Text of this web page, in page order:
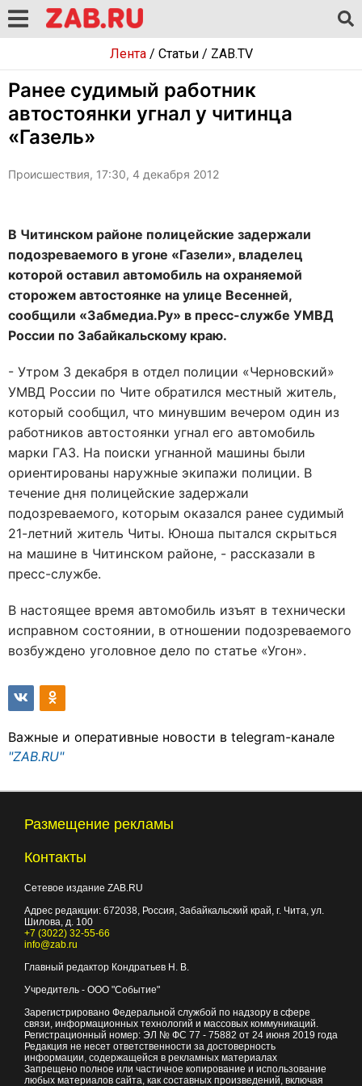
Лента/ Статьи/ ZAB.TV
Ранее судимый работник
автостоянки угнал у читинца
«Газель»
Происшествия, 17:30, 4 декабря 2012
В Читинском районе полицейские задержали
подозреваемого в угоне «Газели», владелец
которой оставил автомобиль на охраняемой
сторожем автостоянке на улице Весенней,
сообщили «Забмедиа.Ру» в пресс-службе УМВД
России по Забайкальскому краю.
- Утром 3 декабря в отдел полиции «Черновский»
УМВД России по Чите обратился местный житель,
который сообщил, что минувшим вечером один из
работников автостоянки угнал его автомобиль
марки ГАЗ. На поиски угнанной машины были
ориентированы наружные экипажи полиции. В
течение дня полицейские задержали
подозреваемого, которым оказался ранее судимый
21-летний житель Читы. Юноша пытался скрыться
на машине в Читинском районе, - рассказали в
пресс-службе.
В настоящее время автомобиль изъят в технически
исправном состоянии, в отношении подозреваемого
возбуждено уголовное дело по статье «Угон».
Важные и оперативные новости в telegram-канале
"ZAB.RU"
Размещение рекламы
Контакты
Сетевое издание ZAB.RU
Адрес редакции: 672038, Россия, Забайкальский край, г. Чита, ул.
Шилова, д. 100
+7 (3022) 32-55-66
info@zab.ru
Главный редактор Кондратьев Н. В.
Учредитель - ООО "Событие"
Зарегистрировано Федеральной службой по надзору в сфере
связи, информационных технологий и массовых коммуникаций.
Регистрационный номер: ЭЛ № ФС 77 - 75882 от 24 июня 2019 года
Редакция не несет ответственности за достоверность
информации, содержащейся в рекламных материалах
Запрещено полное или частичное копирование и использование
любых материалов сайта, как составных произведений, включая